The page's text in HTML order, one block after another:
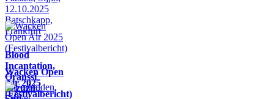
Blood
Incantation,
Oranssi
Pazuzu,
Wacken Open
Air 2025
(Festivalbericht)